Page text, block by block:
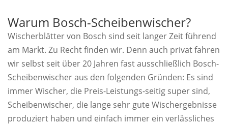
Warum Bosch-Scheibenwischer?
Wischerblätter von Bosch sind seit langer Zeit führend
am Markt. Zu Recht finden wir. Denn auch privat fahren
wir selbst seit über 20 Jahren fast ausschließlich Bosch-
Scheibenwischer aus den folgenden Gründen: Es sind
immer Wischer, die Preis-Leistungs-seitig super sind,
Scheibenwischer, die lange sehr gute Wischergebnisse
produziert haben und einfach immer ein verlässliches